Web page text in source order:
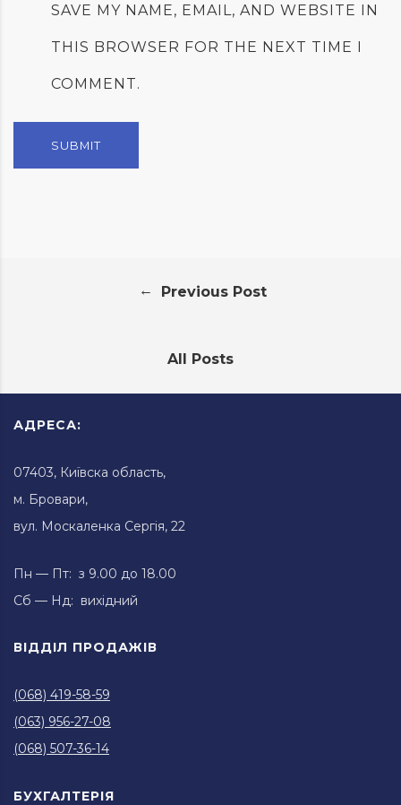
SAVE MY NAME, EMAIL, AND WEBSITE IN
THIS BROWSER FOR THE NEXT TIME I
COMMENT.
← Previous Post
All Posts
АДРЕСА:
07403, Київска область,
м. Бровари,
вул. Москаленка Сергія, 22
Пн — Пт: з 9.00 до 18.00
Сб — Нд: вихідний
ВІДДІЛ ПРОДАЖІВ
(068) 419-58-59
(063) 956-27-08
(068) 507-36-14
БУХГАЛТЕРІЯ